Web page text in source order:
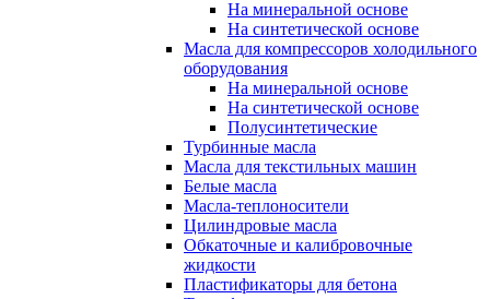
На минеральной основе
На синтетической основе
Масла для компрессоров холодильного
оборудования
На минеральной основе
На синтетической основе
Полусинтетические
Турбинные масла
Масла для текстильных машин
Белые масла
Масла-теплоносители
Цилиндровые масла
Обкаточные и калибровочные
жидкости
Пластификаторы для бетона